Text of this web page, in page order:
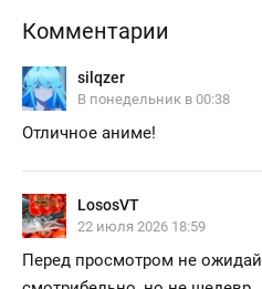
Комментарии
silqzer
В понедельник в 00:38
Отличное аниме!
LososVT
22 июля 2026 18:59
Перед просмотром не